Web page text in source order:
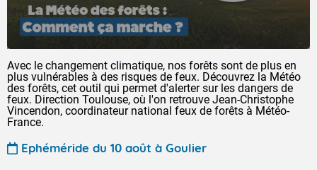
Avec le changement climatique, nos forêts sont de plus en
plus vulnérables à des risques de feux. Découvrez la Météo
des forêts, cet outil qui permet d'alerter sur les dangers de
feux. Direction Toulouse, où l'on retrouve Jean-Christophe
Vincendon, coordinateur national feux de forêts à Météo-
France.
Ephéméride du 10 août à Goulier